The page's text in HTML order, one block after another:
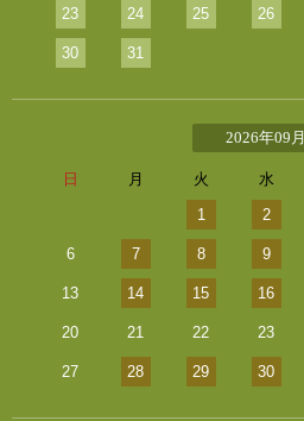
23 24 25 26
30 31
2026年09月
日 月 火 水
1
2
6 7 8 9
13 14 15 16
20 21 22 23
27 28 29 30